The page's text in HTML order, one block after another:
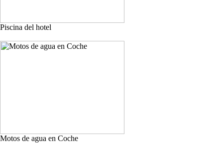
Piscina del hotel
Motos de agua en Coche